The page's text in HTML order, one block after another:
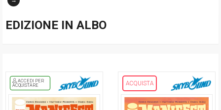
EDIZIONE IN ALBO
ACCEDI PER
ACQUISTARE
ACQUISTA